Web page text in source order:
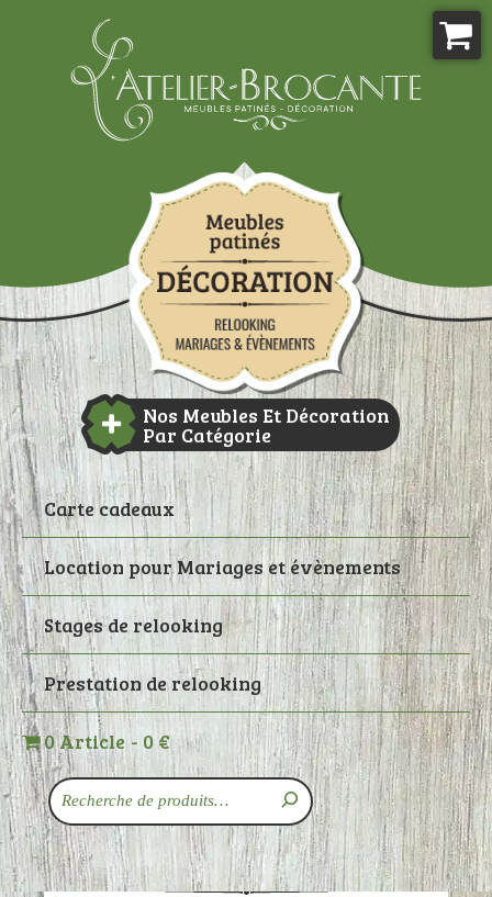
Nos Meubles Et Décoration
Par Catégorie
Carte cadeaux
Location pour Mariages et évènements
Stages de relooking
Prestation de relooking
0 Article 0 €
Recherche